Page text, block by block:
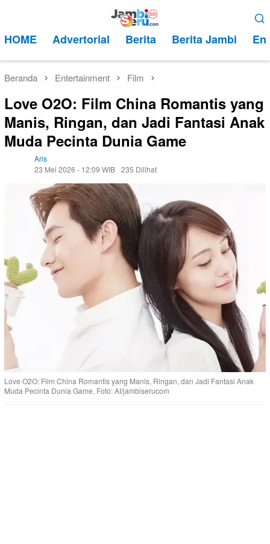
kontenMobile
HOME Advertorial Berita Berita Jambi
Beranda Entertainment Film
Love O2O: Film China Romantis yang
Manis, Ringan, dan Jadi Fantasi Anak
Muda Pecinta Dunia Game
Aris
23 Mei 2026 - 12:09 WIB 235 Dilihat
Love O2O: Film China Romantis yang Manis, Ringan, dan Jadi Fantasi Anak
Muda Pecinta Dunia Game. Foto: AI/jambiserucom